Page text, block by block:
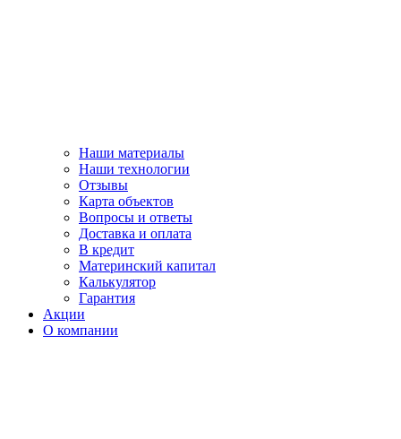
Наши материалы
Наши технологии
Отзывы
Карта объектов
Вопросы и ответы
Доставка и оплата
В кредит
Материнский капитал
Калькулятор
Гарантия
Акции
О компании